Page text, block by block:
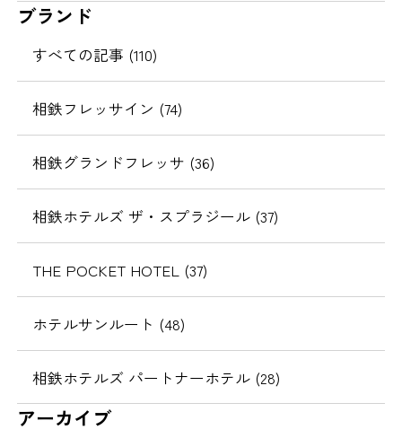
ブランド
すべての記事 (110)
相鉄フレッサイン (74)
相鉄グランドフレッサ (36)
相鉄ホテルズ ザ・スプラジール (37)
THE POCKET HOTEL (37)
ホテルサンルート (48)
相鉄ホテルズ パートナーホテル (28)
アーカイブ